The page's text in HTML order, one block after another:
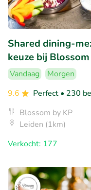
Shared dining-
keuze bij
Vandaag
Morgen
9.6
Perfect • 230
Blossom by KP
Leiden (1km)
Verkocht: 177